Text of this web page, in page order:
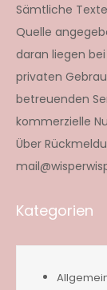
Sämtliche
Quelle
daran liegen
privaten
betreuenden
kommerzielle
Über
Kategorien